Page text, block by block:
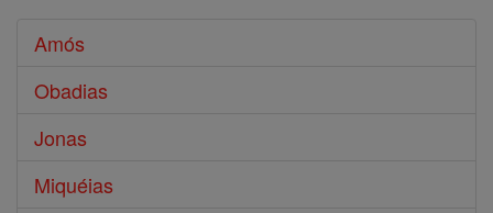
Amós
Obadias
Jonas
Miquéias